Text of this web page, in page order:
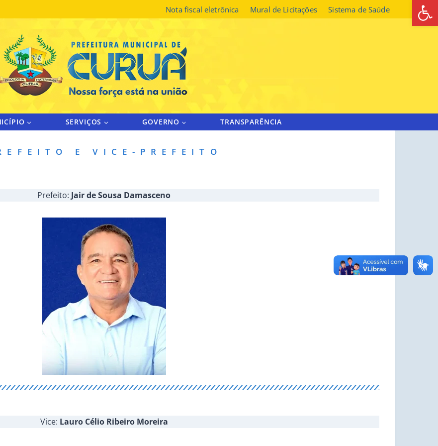
Nota fiscal eletrônica Mural de Licitações Sistema de Saúde
SERVIÇOS GOVERNO TRANSPARÊNCIA
E VICE-PREFEITO
Prefeito: Jair de Sousa Damasceno
Vice: Lauro Célio Ribeiro Moreira